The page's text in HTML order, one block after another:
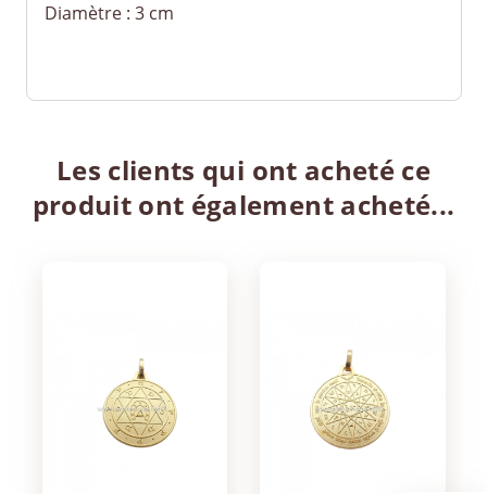
Diamètre : 3 cm
Les clients qui ont acheté ce
produit ont également acheté...